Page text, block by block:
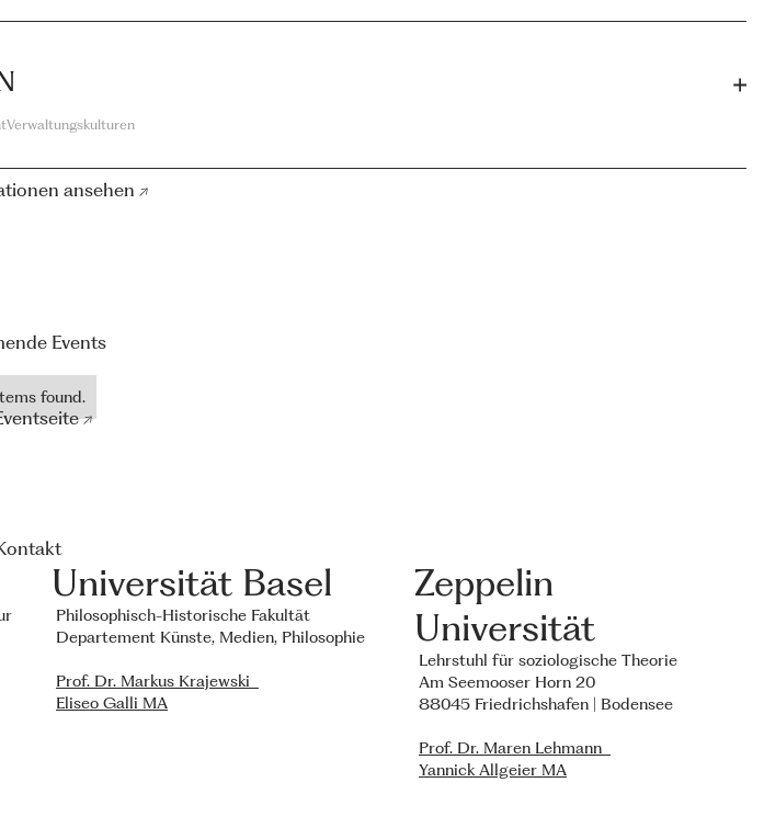
Verwaltungskulturen
ansehen ↗
Events
found.
↗
Universität Basel
Philosophisch-Historische Fakultät
Departement Künste, Medien, Philosophie
Prof. Dr. Markus Krajewski
Eliseo Galli MA
Zeppelin
Universität
Lehrstuhl für soziologische Theorie
Am Seemooser Horn 20
88045 Friedrichshafen | Bodensee
Prof. Dr. Maren Lehmann
Yannick Allgeier MA